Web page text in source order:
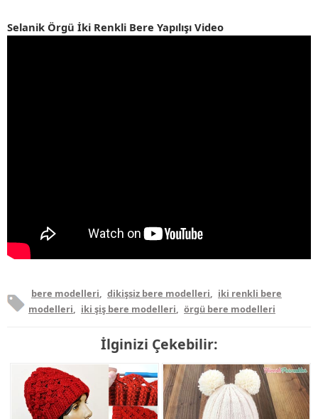
Selanik Örgü İki Renkli Bere Yapılışı Video
bere modelleri, dikişsiz bere modelleri, iki renkli bere
modelleri, iki şiş bere modelleri, örgü bere modelleri
İlginizi Çekebilir: